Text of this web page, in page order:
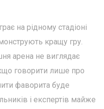
на рідному стадіоні
кращу гру.
арена не виглядає
говорити лише про
фаворита буде
і експертів майже